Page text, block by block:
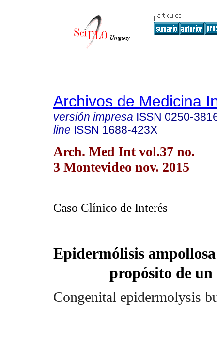
Archivos de Medicina
versión impresa ISSN 0250-
line ISSN 1688-423X
Arch. Med Int vol.37 no.
3 Montevideo nov. 2015
Caso Clínico de Interés
Epidermólisis ampollosa
propósito de un
Congenital epidermolysis